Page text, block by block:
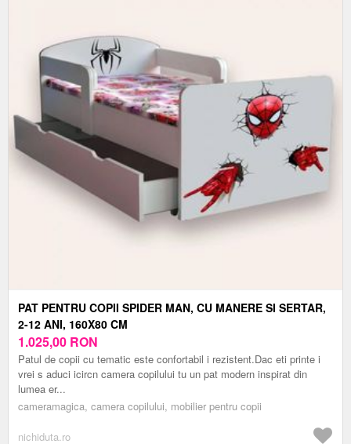
PAT PENTRU COPII SPIDER MAN, CU MANERE SI SERTAR,
2-12 ANI, 160X80 CM
1.025,00 RON
Patul de copii cu tematic este confortabil i rezistent.Dac eti printe i
vrei s aduci icircn camera copilului tu un pat modern inspirat din
lumea er...
cameramagica, camera copilului, mobilier pentru copii
nichiduta.ro